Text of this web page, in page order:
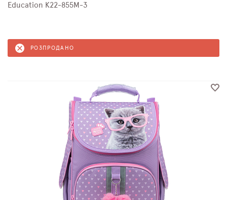
Education K22-855M-3
РОЗПРОДАНО